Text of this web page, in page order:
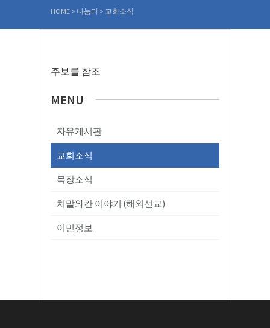
HOME > 나눔터 > 교회소식
주보를 참조
MENU
자유게시판
교회소식
목장소식
치말와칸 이야기 (해외선교)
이민정보